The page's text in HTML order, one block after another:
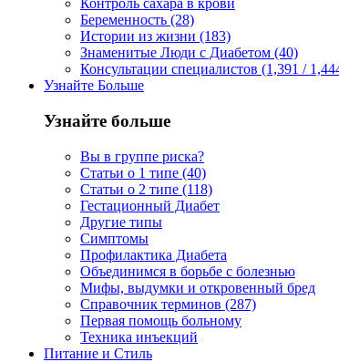
Контроль сахара в крови
Беременность (28)
Истории из жизни (183)
Знаменитые Люди с Диабетом (40)
Консультации специалистов (1,391 /
Узнайте Больше
Узнайте больше
Вы в группе риска?
Статьи о 1 типе (40)
Статьи о 2 типе (118)
Гестационный Диабет
Другие типы
Симптомы
Профилактика Диабета
Объединимся в борьбе с болезнью
Мифы, выдумки и откровенный бред
Справочник терминов (287)
Первая помощь больному
Техника инъекций
Питание и Стиль